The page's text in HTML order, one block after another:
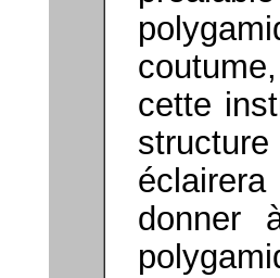
cette
donner